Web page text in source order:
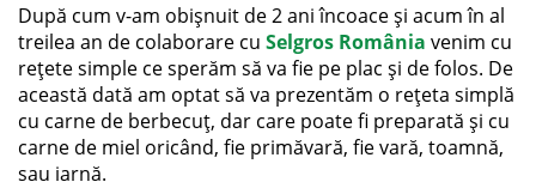
După cum v-am obișnuit de 2 ani încoace și acum în al
treilea an de colaborare cu Selgros România venim cu
rețete simple ce sperăm să va fie pe plac și de folos. De
această dată am optat să va prezentăm o rețeta simplă
cu carne de berbecuț, dar care poate fi preparată și cu
carne de miel oricând, fie primăvară, fie vară, toamnă,
sau iarnă.